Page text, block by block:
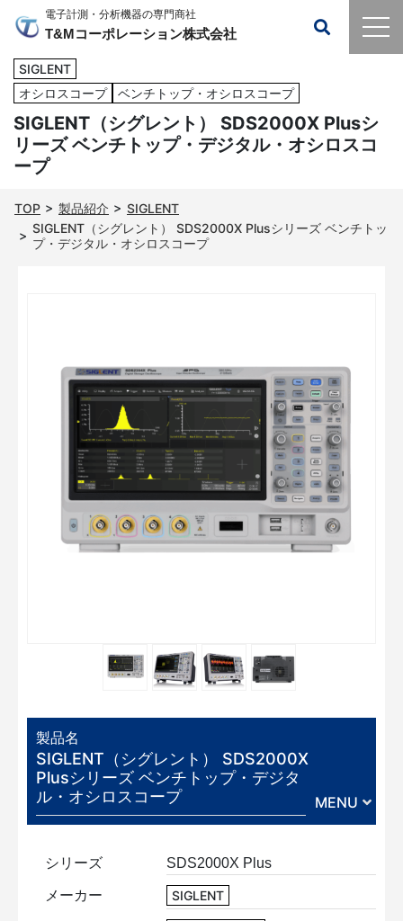
電子計測・分析機器の専門商社
T&Mコーポレーション株式会社
SIGLENT
オシロスコープ
ベンチトップ・オシロスコープ
SIGLENT（シグレント） SDS2000X Plusシ
リーズ ベンチトップ・デジタル・オシロスコ
ープ
TOP 製品紹介
SIGLENT
SIGLENT（シグレント） SDS2000X Plusシリーズ ベンチトッ
プ・デジタル・オシロスコープ
製品名
SIGLENT（シグレント） SDS2000X
Plusシリーズ ベンチトップ・デジタ
ル・オシロスコープ
MENU
シリーズ SDS2000X Plus
メーカー SIGLENT